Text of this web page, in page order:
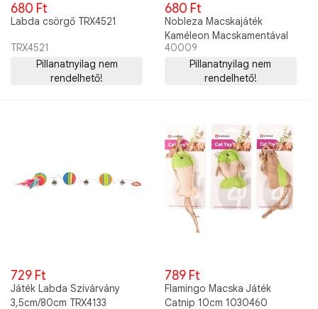
680 Ft
Labda csörgő TRX4521
TRX4521
Pillanatnyilag nem
rendelhető!
680 Ft
Nobleza Macskajáték
Kaméleon Macskamentával
16X9cm
40009
Pillanatnyilag nem
rendelhető!
729 Ft
Játék Labda Szivárvány
3,5cm/80cm TRX4133
789 Ft
Flamingo Macska Játék
Catnip 10cm 1030460